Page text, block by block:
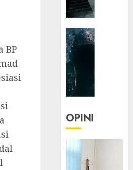
BP
OPINI